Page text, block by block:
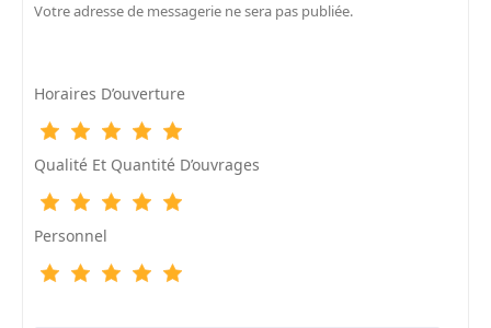
Votre adresse de messagerie ne sera pas publiée.
Horaires D’ouverture
Qualité Et Quantité D’ouvrages
Personnel